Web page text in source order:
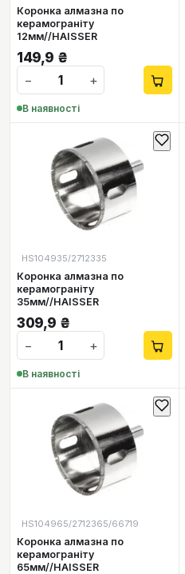
Коронка алмазна по
керамограніту
12мм//HAISSER
149,9 ₴
−
+
В наявності
HS104935/2712335
Коронка алмазна по
керамограніту
35мм//HAISSER
309,9 ₴
−
+
В наявності
HS104965/2712365/66719
Коронка алмазна по
керамограніту
65мм//HAISSER